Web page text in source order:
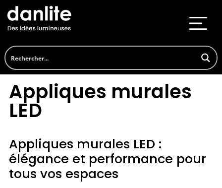
Appliques murales
LED
Appliques murales LED :
élégance et performance pour
tous vos espaces